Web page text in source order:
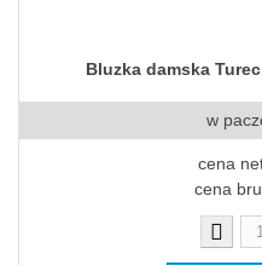
Bluzka damska
w
cena
cena